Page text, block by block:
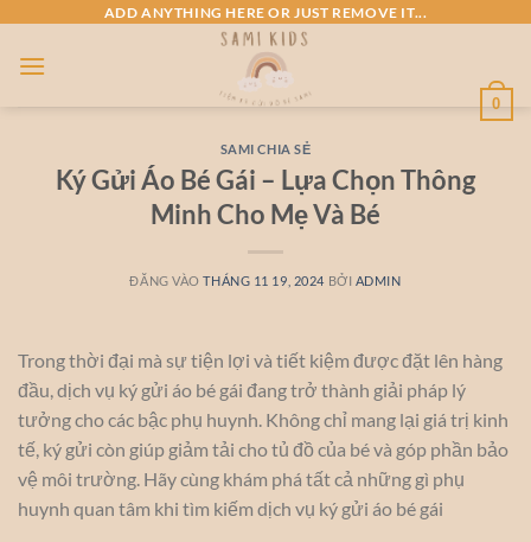
nội
dung
ADD ANYTHING HERE OR JUST REMOVE IT...
0
SAMI CHIA SẺ
Ký Gửi Áo Bé Gái – Lựa Chọn Thông
Minh Cho Mẹ Và Bé
ĐĂNG VÀOTHÁNG 11 19, 2024 BỞI ADMIN
Trong thời đại mà sự tiện lợi và tiết kiệm được đặt lên hàng
đầu, dịch vụ ký gửi áo bé gái đang trở thành giải pháp lý
tưởng cho các bậc phụ huynh. Không chỉ mang lại giá trị kinh
tế, ký gửi còn giúp giảm tải cho tủ đồ của bé và góp phần bảo
vệ môi trường. Hãy cùng khám phá tất cả những gì phụ
huynh quan tâm khi tìm kiếm dịch vụ ký gửi áo bé gái